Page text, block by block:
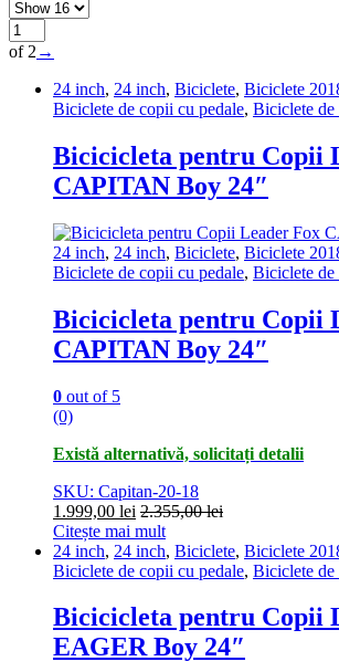
of 2 →
24 inch, 24 inch, Biciclete, Biciclete
Biciclete de copii cu pedale, Biciclete
Bicicicleta pentru Copii
CAPITAN Boy 24″
24 inch, 24 inch, Biciclete, Biciclete
Biciclete de copii cu pedale, Biciclete
Bicicicleta pentru Copii
CAPITAN Boy 24″
0 out of 5
(0)
Există alternativă, solicitați detalii
SKU: Capitan-20-18
1.999,00 lei 2.355,00lei
Citește mai mult
24 inch, 24 inch, Biciclete, Biciclete
Biciclete de copii cu pedale, Biciclete
Bicicicleta pentru Copii
EAGER Boy 24″